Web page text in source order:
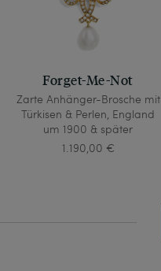
Forget-Me-Not
Zarte Anhänger-Brosche mit
Türkisen & Perlen, England
um 1900 & später
1.190,00 €